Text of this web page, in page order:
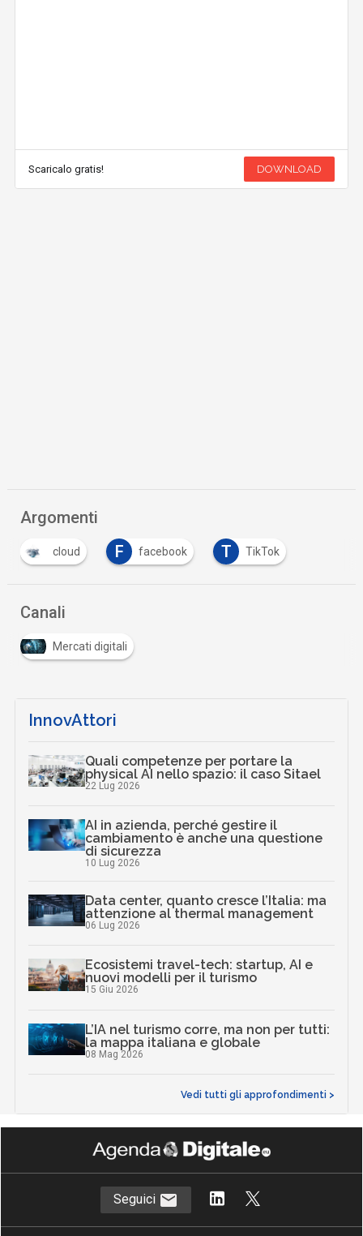
Scaricalo gratis! DOWNLOAD
Argomenti
cloud F facebook T TikTok
Canali
Mercati digitali
InnovAttori
Quali competenze per portare la
physical AI nello spazio: il caso Sitael
22 Lug 2026
AI in azienda, perché gestire il
cambiamento è anche una questione
di sicurezza
10 Lug 2026
Data center, quanto cresce l’Italia: ma
attenzione al thermal management
06 Lug 2026
Ecosistemi travel-tech: startup, AI e
nuovi modelli per il turismo
15 Giu 2026
L’IA nel turismo corre, ma non per tutti:
la mappa italiana e globale
08 Mag 2026
Vedi tutti gli approfondimenti >
Seguici